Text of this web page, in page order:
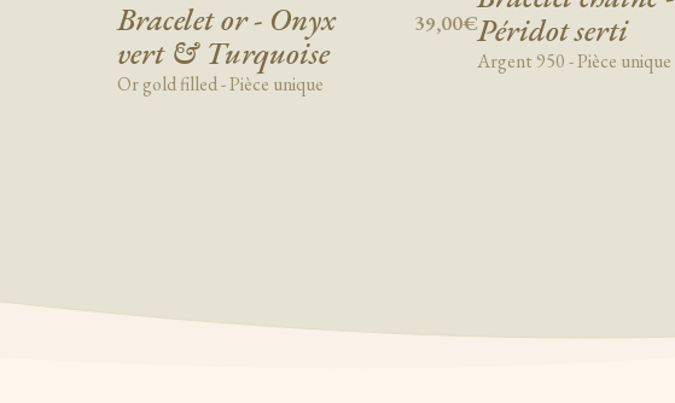
Bracelet or - Onyx
vert & Turquoise
39,00€
Or gold filled - Pièce unique
Péridot serti
Argent 950 - Pièce unique